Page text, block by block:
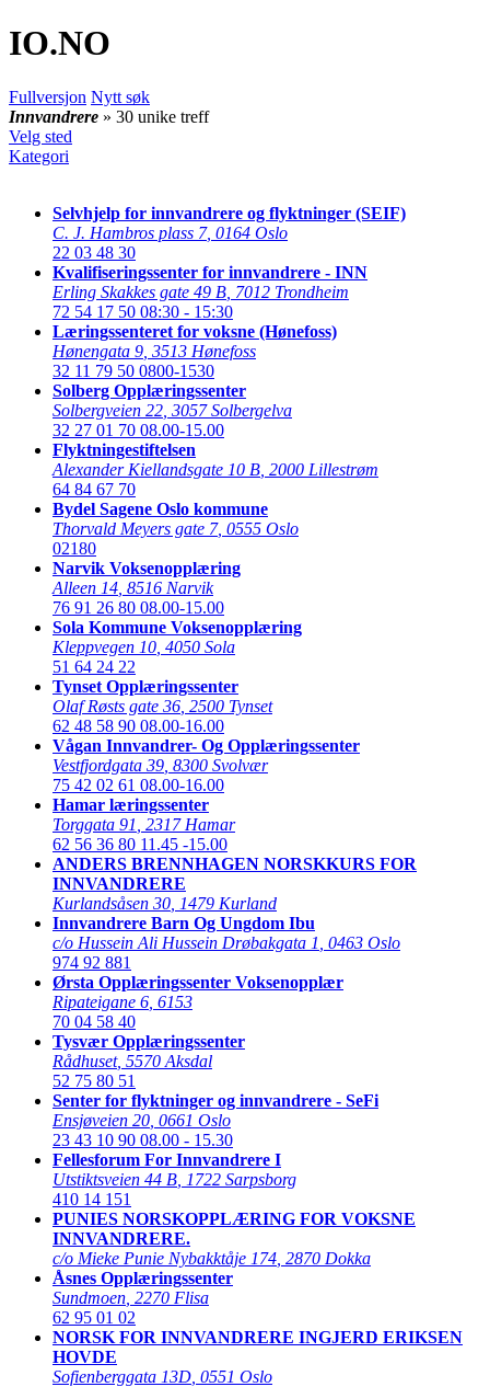
IO.NO
Fullversjon Nytt søk
Innvandrere » 30 unike treff
Velg sted
Kategori
Selvhjelp for innvandrere og flyktninger (SEIF)
C. J. Hambros plass 7, 0164 Oslo
22 03 48 30
Kvalifiseringssenter for innvandrere - INN
Erling Skakkes gate 49 B 7012 Trondheim
72 54 17 50 08:30 - 15:30
Læringssenteret for voksne (Hønefoss)
Hønengata 9 3513 Hønefoss
32 11 79 50 0800-1530
Solberg Opplæringssenter
Solbergveien 22 3057 Solbergelva
32 27 01 70 08.00-15.00
Flyktningestiftelsen
Alexander Kiellandsgate 10 B 2000 Lillestrøm
64 84 67 70
Bydel Sagene Oslo kommune
Thorvald Meyers gate 7, 0555 Oslo
02180
Narvik Voksenopplæring
Alleen 14 8516 Narvik
76 91 26 80 08.00-15.00
Sola Kommune Voksenopplæring
Kleppvegen 10 4050 Sola
51 64 24 22
Tynset Opplæringssenter
Olaf Røsts gate 36 2500 Tynset
62 48 58 90 08.00-16.00
Vågan Innvandrer- Og Opplæringssenter
Vestfjordgata 39 8300 Svolvær
75 42 02 61 08.00-16.00
Hamar læringssenter
Torggata 91 2317 Hamar
62 56 36 80 11.45 -15.00
ANDERS BRENNHAGEN NORSKKURS FOR
INNVANDRERE
Kurlandsåsen 30 1479 Kurland
Innvandrere Barn Og Ungdom Ibu
c/o Hussein Ali Hussein Drøbakgata 1 0463 Oslo
974 92 881
Ørsta Opplæringssenter Voksenopplær
Ripateigane 6 6153
70 04 58 40
Tysvær Opplæringssenter
Rådhuset, 5570 Aksdal
52 75 80 51
Senter for flyktninger og innvandrere - SeFi
Ensjøveien 20 0661 Oslo
23 43 10 90 08.00 - 15.30
Fellesforum For Innvandrere I
Utstiktsveien 44 B 1722 Sarpsborg
410 14 151
PUNIES NORSKOPPLÆRING FOR VOKSNE
INNVANDRERE.
c/o Mieke Punie Nybakktåje 174 2870 Dokka
Åsnes Opplæringssenter
Sundmoen 2270 Flisa
62 95 01 02
NORSK FOR INNVANDRERE INGJERD ERIKSEN
HOVDE
Sofienberggata 13D 0551 Oslo